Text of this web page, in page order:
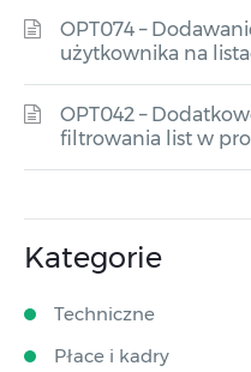
OPT074 –
użytkownika na
OPT042 –
filtrowania list w
Kategorie
Techniczne
Płace i kadry